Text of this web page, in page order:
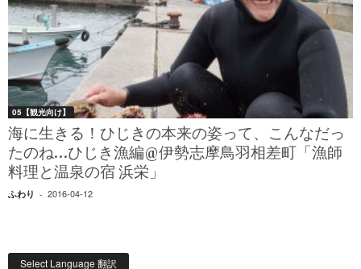
05【観光向け】
海に生きる！ひじきの本来の姿って、こんなだっ
たのね…ひじき漁編@伊勢志摩鳥羽相差町「漁師
料理と温泉の宿 浜栄」
ふわり - 2016-04-12
Select Language 翻訳